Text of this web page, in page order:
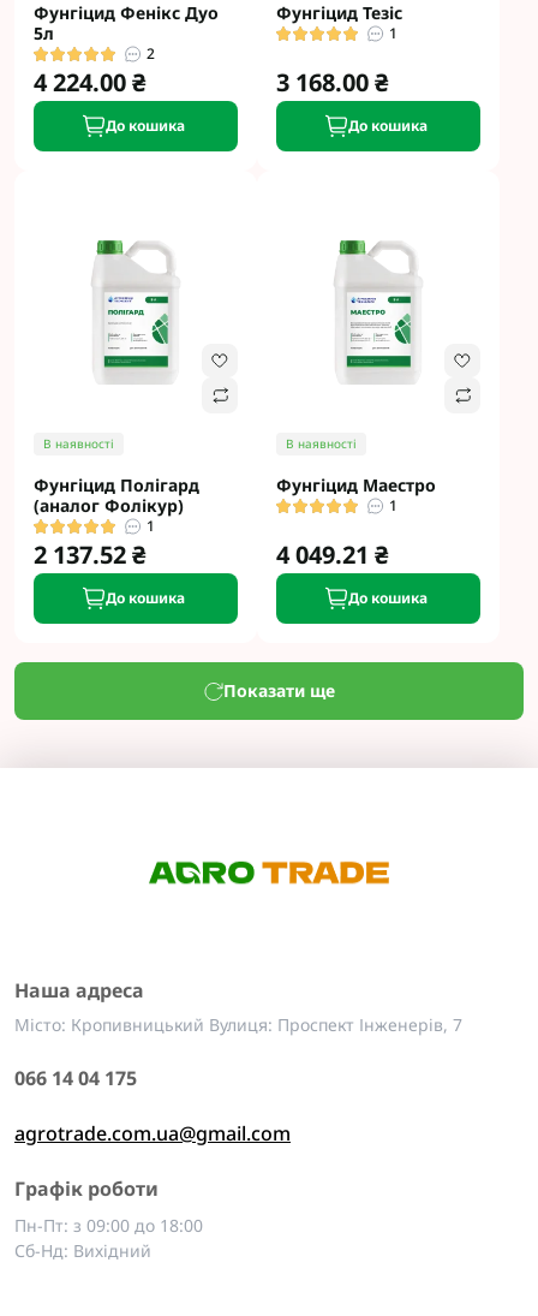
Фунгіцид Фенікс Дуо
5л
2
4 224.00 ₴
До кошика
Фунгіцид Тезіс
1
3 168.00 ₴
До кошика
В наявності
Фунгіцид Полігард
(аналог Фолікур)
1
2 137.52 ₴
До кошика
В наявності
Фунгіцид Маестро
1
4 049.21 ₴
До кошика
Показати ще
Наша адреса
Місто: Кропивницький Вулиця: Проспект Інженерів, 7
066 14 04 175
agrotrade.com.ua@gmail.com
Графік роботи
Пн-Пт: з 09:00 до 18:00
Сб-Нд: Вихідний